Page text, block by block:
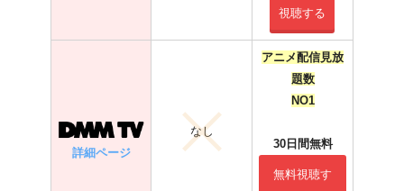
視聴する
詳細ページ
なし
アニメ配信見放
題数
NO1
30日間無料
無料視聴す